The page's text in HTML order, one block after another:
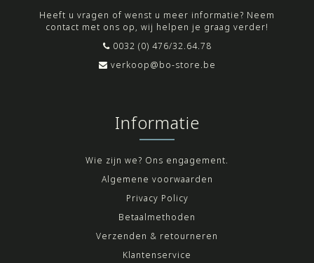
Heeft u vragen of wenst u meer informatie? Neem
contact met ons op, wij helpen je graag verder!
0032 (0) 476/32.64.78
verkoop@bo-store.be
Informatie
Wie zijn we? Ons engagement.
Algemene voorwaarden
Privacy Policy
Betaalmethoden
Verzenden & retourneren
Klantenservice